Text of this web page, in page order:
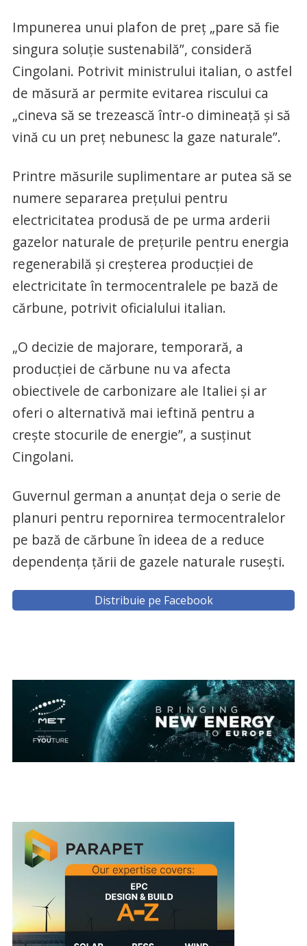
Impunerea unui plafon de preţ „pare să fie
singura soluţie sustenabilă”, consideră
Cingolani. Potrivit ministrului italian, o astfel
de măsură ar permite evitarea riscului ca
„cineva să se trezească într-o dimineaţă şi să
vină cu un preţ nebunesc la gaze naturale”.
Printre măsurile suplimentare ar putea să se
numere separarea preţului pentru
electricitatea produsă de pe urma arderii
gazelor naturale de preţurile pentru energia
regenerabilă şi creşterea producţiei de
electricitate în termocentralele pe bază de
cărbune, potrivit oficialului italian.
„O decizie de majorare, temporară, a
producţiei de cărbune nu va afecta
obiectivele de carbonizare ale Italiei şi ar
oferi o alternativă mai ieftină pentru a
creşte stocurile de energie”, a susţinut
Cingolani.
Guvernul german a anunţat deja o serie de
planuri pentru repornirea termocentralelor
pe bază de cărbune în ideea de a reduce
dependenţa ţării de gazele naturale ruseşti.
Distribuie pe Facebook